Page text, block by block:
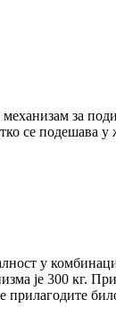
за
се
у
је 300 кг.
прилагодите